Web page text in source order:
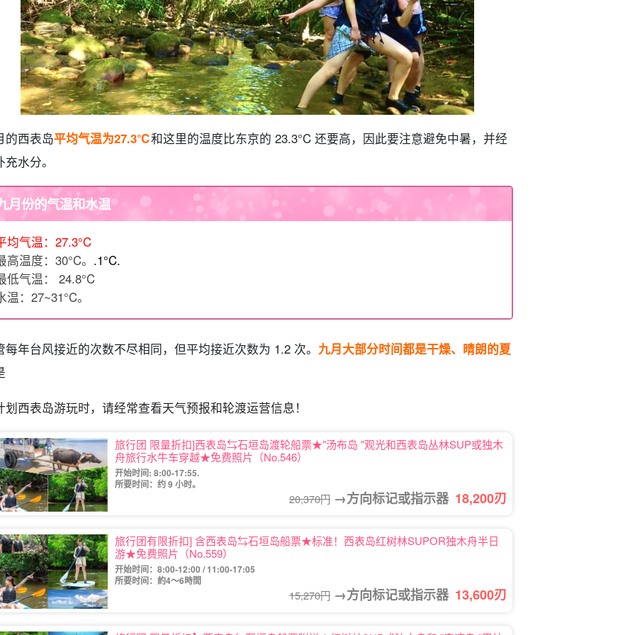
的西表岛平均气温为27.3℃和这里的温度比东京的 23.3°C 还要高，因此要注意避免中暑，并经
水分。
月份的气温和水温
均气温：27.3°C
高温度：30°C。 .1°C.
低气温： 24.8°C
温：27~31°C。
每年台风接近的次数不尽相同，但平均接近次数为 1.2 次。 九月大部分时间都是干燥、晴朗的夏
划西表岛游玩时，请经常查看天气预报和轮渡运营信息！
旅行团 限量折扣]西表岛⇆石垣岛渡轮船票★"汤布岛 "观光和西表岛丛林SUP或独木
舟旅行水牛车穿越★免费照片（No.546）
开始时间: 8:00-17:55.
所要时间：约 9 小时。
20,370円 →方向标记或指示器 18,200刃
旅行团有限折扣] 含西表岛⇆石垣岛船票★标准！西表岛红树林SUPOR独木舟半日
游★免费照片（No.559）
开始时间：8:00-12:00 / 11:00-17:05
所要时间：約4～6時間
15,270円 →方向标记或指示器 13,600刃